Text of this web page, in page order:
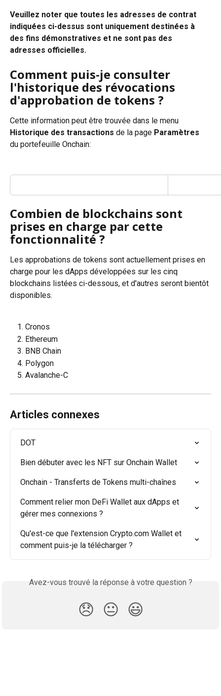
Veuillez noter que toutes les adresses de contrat
indiquées ci-dessus sont uniquement destinées à
des fins démonstratives et ne sont pas des
adresses officielles.
Comment puis-je consulter
l'historique des révocations
d'approbation de tokens ?
Cette information peut être trouvée dans le menu
Historique des transactions de la page Paramètres
du portefeuille Onchain:
Combien de blockchains sont
prises en charge par cette
fonctionnalité ?
Les approbations de tokens sont actuellement prises en
charge pour les dApps développées sur les cinq
blockchains listées ci-dessous, et d'autres seront bientôt
disponibles.
Cronos
Ethereum
BNB Chain
Polygon
Avalanche-C
Articles connexes
DOT
Bien débuter avec les NFT sur Onchain Wallet
Onchain - Transferts de Tokens multi-chaînes
Comment relier mon DeFi Wallet aux dApps et
gérer mes connexions ?
Qu'est-ce que l'extension Crypto.com Wallet et
comment puis-je la télécharger ?
Avez-vous trouvé la réponse à votre question ?
😞 😐 😃